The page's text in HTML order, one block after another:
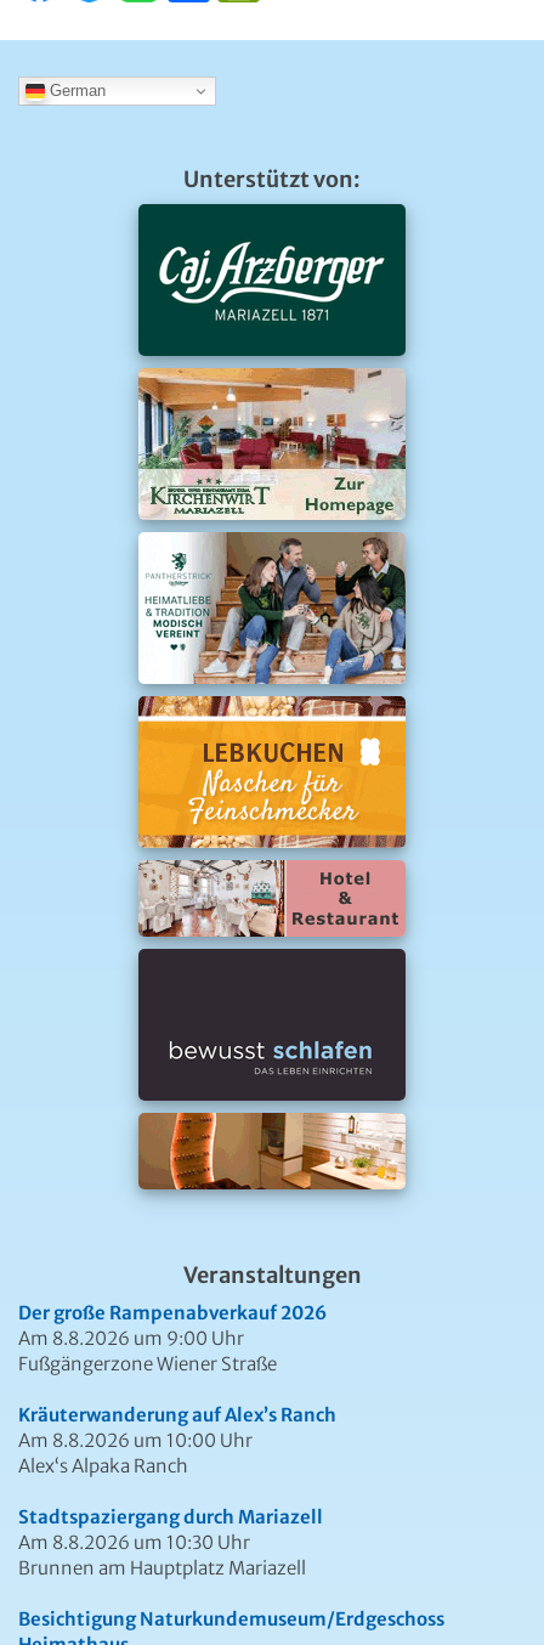
German
Unterstützt von:
Veranstaltungen
Der große Rampenabverkauf 2026
Am 8.8.2026 um 9:00 Uhr
Fußgängerzone Wiener Straße
Kräuterwanderung auf Alex’s Ranch
Am 8.8.2026 um 10:00 Uhr
Alex‘s Alpaka Ranch
Stadtspaziergang durch Mariazell
Am 8.8.2026 um 10:30 Uhr
Brunnen am Hauptplatz Mariazell
Besichtigung Naturkundemuseum/Erdgeschoss